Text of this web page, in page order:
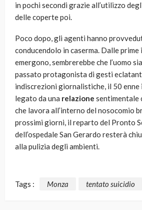
in pochi secondi grazie all’utilizzo
delle coperte poi.
Poco dopo, gli agenti hanno
conducendolo in caserma. Dalle
emergono, sembrerebbe che l’uomo
passato protagonista di gesti
indiscrezioni giornalistiche, il 50
legato da una relazione sentimentale
che lavora all’interno del nosocomio
prossimi giorni, il reparto del Pronto
dell’ospedale San Gerardo resterà
alla pulizia degli ambienti.
Tags : Monza tentato suicidio